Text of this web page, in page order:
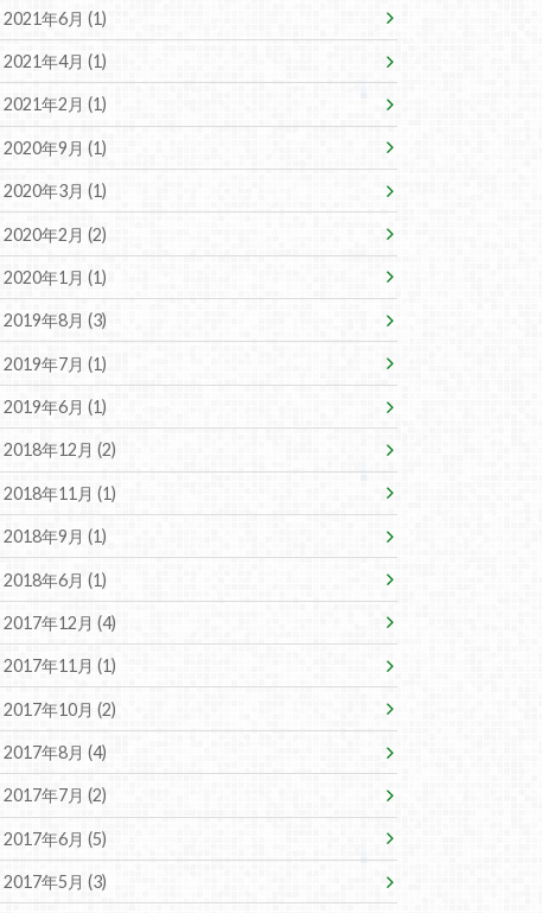
2021年6月 (1)
2021年4月 (1)
2021年2月 (1)
2020年9月 (1)
2020年3月 (1)
2020年2月 (2)
2020年1月 (1)
2019年8月 (3)
2019年7月 (1)
2019年6月 (1)
2018年12月 (2)
2018年11月 (1)
2018年9月 (1)
2018年6月 (1)
2017年12月 (4)
2017年11月 (1)
2017年10月 (2)
2017年8月 (4)
2017年7月 (2)
2017年6月 (5)
2017年5月 (3)